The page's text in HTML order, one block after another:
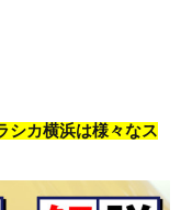
シカ横浜は様々なス